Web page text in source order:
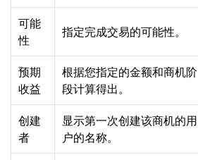
可能
性
指定完成交易的可能性。
预期
收益
根据您指定的金额和商机阶
段计算得出。
创建
者
显示第一次创建该商机的用
户的名称。